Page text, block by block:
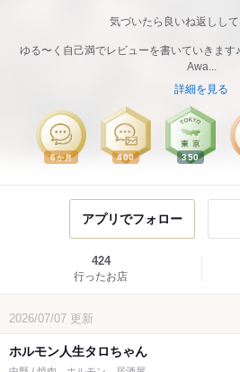
気づいたら良いね返しして
ゆる〜く自己満でレビューを書いていきます
Awa...
詳細を見る
6か月 400 350
アプリでフォロー
424
行ったお店
2026/07/07 更新
ホルモン人生タロちゃん